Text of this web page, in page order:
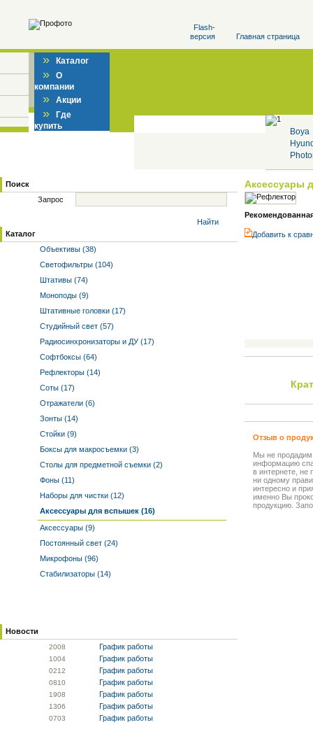
Flash-
версия
Главная страница
» Каталог
» О
компании
» Акции
» Где
купить
Boya
Поиск
Запрос
Найти
Каталог
Объективы (38)
Светофильтры (104)
Штативы (74)
Моноподы (9)
Штативные головки (17)
Студийный свет (57)
Радиосинхронизаторы и ДУ (17)
Софтбоксы (64)
Рефлекторы (14)
Соты (17)
Отражатели (6)
Зонты (14)
Стойки (9)
Боксы для макросъемки (3)
Столы для предметной съемки (2)
Фоны (11)
Наборы для чистки (12)
Аксессуары для вспышек (16)
Аксессуары (9)
Постоянный свет (24)
Микрофоны (96)
Стабилизаторы (14)
Новости
2008 График работы
1004 График работы
0212 График работы
0810 График работы
1908 График работы
1306 График работы
0703 График работы
Аксессуары
Добавить к
Отзыв о
Мы не
информацию
в интернете, не
ни одному
интересно и
именно Вы
продукцию.